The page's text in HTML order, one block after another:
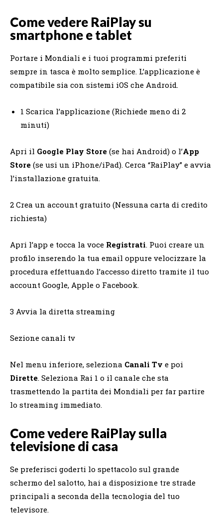
Come vedere RaiPlay su
smartphone e tablet
Portare i Mondiali e i tuoi programmi preferiti
sempre in tasca è molto semplice. L’applicazione è
compatibile sia con sistemi iOS che Android.
1 Scarica l’applicazione (Richiede meno di 2
minuti)
Apri il Google Play Store (se hai Android) o l’App
Store (se usi un iPhone/iPad). Cerca “RaiPlay” e avvia
l’installazione gratuita.
2 Crea un account gratuito (Nessuna carta di credito
richiesta)
Apri l’app e tocca la voce Registrati. Puoi creare un
profilo inserendo la tua email oppure velocizzare la
procedura effettuando l’accesso diretto tramite il tuo
account Google, Apple o Facebook.
3 Avvia la diretta streaming
Sezione canali tv
Nel menu inferiore, seleziona Canali Tv e poi
Dirette. Seleziona Rai 1 o il canale che sta
trasmettendo la partita dei Mondiali per far partire
lo streaming immediato.
Come vedere RaiPlay sulla
televisione di casa
Se preferisci goderti lo spettacolo sul grande
schermo del salotto, hai a disposizione tre strade
principali a seconda della tecnologia del tuo
televisore.